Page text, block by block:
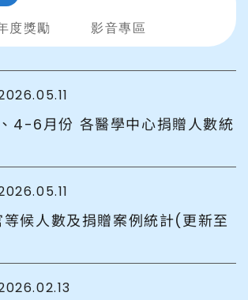
度獎勵 影音專區
4-6月份 各醫學中心捐贈人數統
等候人數及捐贈案例統計(更新至